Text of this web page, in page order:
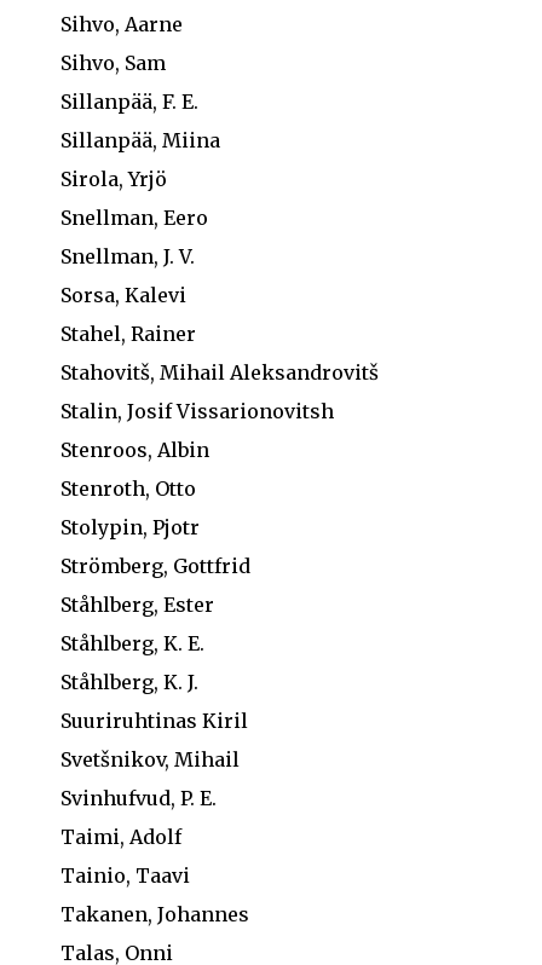
Sihvo, Aarne
Sihvo, Sam
Sillanpää, F. E.
Sillanpää, Miina
Sirola, Yrjö
Snellman, Eero
Snellman, J. V.
Sorsa, Kalevi
Stahel, Rainer
Stahovitš, Mihail Aleksandrovitš
Stalin, Josif Vissarionovitsh
Stenroos, Albin
Stenroth, Otto
Stolypin, Pjotr
Strömberg, Gottfrid
Ståhlberg, Ester
Ståhlberg, K. E.
Ståhlberg, K. J.
Suuriruhtinas Kiril
Svetšnikov, Mihail
Svinhufvud, P. E.
Taimi, Adolf
Tainio, Taavi
Takanen, Johannes
Talas, Onni